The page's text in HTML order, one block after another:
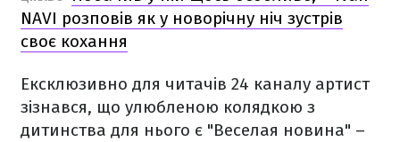
NAVI розповів як у новорічну ніч зустрів
своє кохання
Ексклюзивно для читачів 24 каналу артист
зізнався, що улюбленою колядкою з
дитинства для нього є "Веселая новина" –